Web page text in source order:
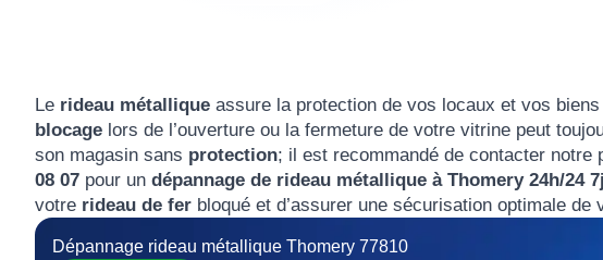
Le rideau métallique assure la protection de vos locaux et vos
blocage lors de l’ouverture ou la fermeture de votre vitrine peut
son magasin sans protection; il est recommandé de contacter notre
08 07 pour un dépannage de rideau métallique à Thomery 24h/24
votre rideau de fer bloqué et d’assurer une sécurisation optimale de
Dépannage rideau métallique Thomery 77810